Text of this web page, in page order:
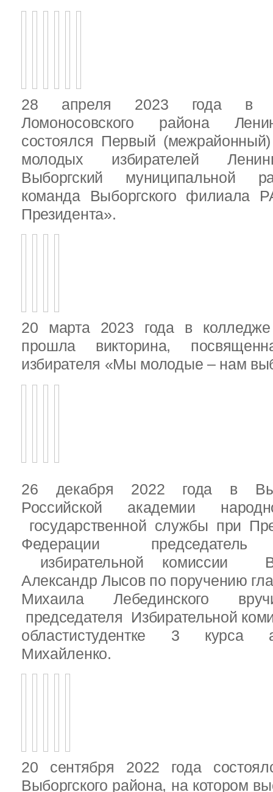
28 апреля 2023 года в
Ломоносовского района
состоялся Первый
молодых избирателей
Выборгский муниципальной
команда Выборгского филиала
Президента».
20 марта 2023 года в колледже
прошла викторина,
избирателя «Мы молодые – нам
26 декабря 2022 года в
Российской академии
государственной службы при
Федерации председатель
избирательной комиссии
Александр Лысов по поручению
Михаила Лебединского
председателя Избирательной
областистудентке 3 курса
Михайленко.
20 сентября 2022 года
Выборгского района, на котором